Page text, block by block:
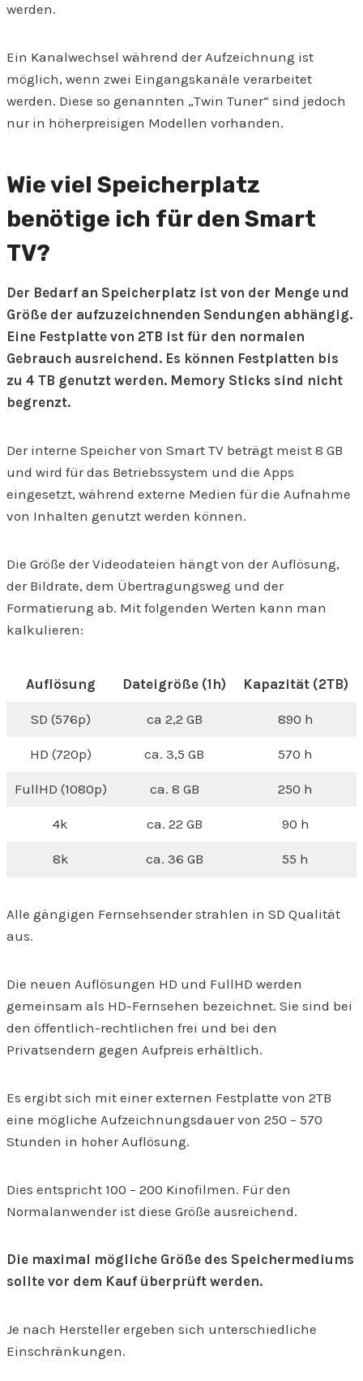
werden.
Ein Kanalwechsel während der Aufzeichnung ist
möglich, wenn zwei Eingangskanäle verarbeitet
werden. Diese so genannten „Twin Tuner“ sind jedoch
nur in höherpreisigen Modellen vorhanden.
Wie viel Speicherplatz
benötige ich für den Smart
TV?
Der Bedarf an Speicherplatz ist von der Menge und
Größe der aufzuzeichnenden Sendungen abhängig.
Eine Festplatte von 2TB ist für den normalen
Gebrauch ausreichend. Es können Festplatten bis
zu 4 TB genutzt werden. Memory Sticks sind nicht
begrenzt.
Der interne Speicher von Smart TV beträgt meist 8 GB
und wird für das Betriebssystem und die Apps
eingesetzt, während externe Medien für die Aufnahme
von Inhalten genutzt werden können.
Die Größe der Videodateien hängt von der Auflösung,
der Bildrate, dem Übertragungsweg und der
Formatierung ab. Mit folgenden Werten kann man
kalkulieren:
Auflösung Dateigröße (1h) Kapazität (2TB)
SD (576p) ca 2,2 GB 890 h
HD (720p) ca. 3,5 GB 570 h
FullHD (1080p) ca. 8 GB 250 h
4k ca. 22 GB 90 h
8k ca. 36 GB 55 h
Alle gängigen Fernsehsender strahlen in SD Qualität
aus.
Die neuen Auflösungen HD und FullHD werden
gemeinsam als HD-Fernsehen bezeichnet. Sie sind bei
den öffentlich-rechtlichen frei und bei den
Privatsendern gegen Aufpreis erhältlich.
Es ergibt sich mit einer externen Festplatte von 2TB
eine mögliche Aufzeichnungsdauer von 250 – 570
Stunden in hoher Auflösung.
Dies entspricht 100 – 200 Kinofilmen. Für den
Normalanwender ist diese Größe ausreichend.
Die maximal mögliche Größe des Speichermediums
sollte vor dem Kauf überprüft werden.
Je nach Hersteller ergeben sich unterschiedliche
Einschränkungen.